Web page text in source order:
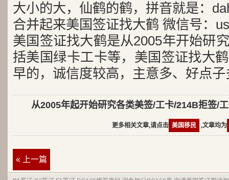
大小的大，仙鹤的鹤，拼音就是：
合并起来美国签证找大鹤 微信号：
美国签证找大鹤是从2005年开始研
括美国绿卡工卡等，美国签证找大
早的，诚信度较高，主意多、好点子
从2005年起开始研究各类美签/工卡/214B拒签/
更多相关文章,请点击 美国移民 ,文章均为
« 上一篇